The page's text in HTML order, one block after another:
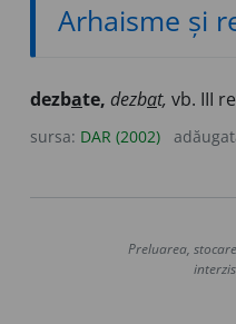
Arhaisme și
dezbate, dezbat, vb. III
sursa: DAR (2002)
Preluarea,